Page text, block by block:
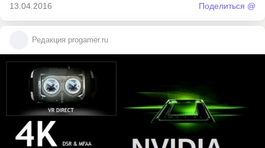
13.04.2016 Поделиться @
Редакция progamer.ru